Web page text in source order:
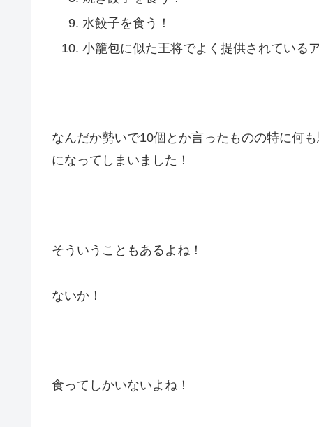
水餃子を食う！
小籠包に似た王将でよく提供されている
なんだか勢いで10個とか言ったものの特に何
になってしまいました！
そういうこともあるよね！
ないか！
食ってしかいないよね！